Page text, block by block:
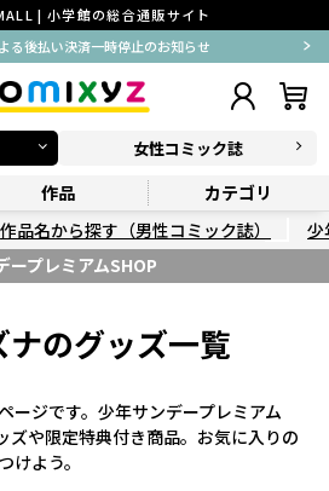
| 小学館の総合通販サイト
る後払い決済一時停止のお知らせ
女性コミック誌
作品
カテゴリ
作品名から探す（男性コミック誌）
少
ープレミアムSHOP
ナのグッズ一覧
ージです。少年サンデープレミアム
ズや限定特典付き商品。お気に入りの
けよう。